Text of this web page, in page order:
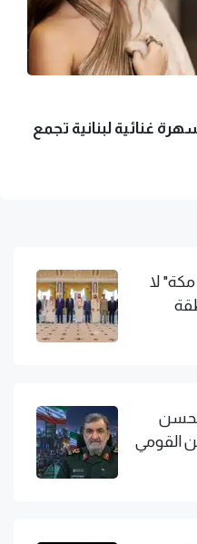
غنائية لبنانية تجمع
مكة" لا
محسن
القومي